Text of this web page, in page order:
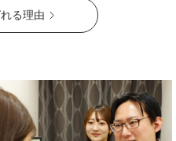
#笑いジワ解消
#蒙古襞解消
ら顔を解消
#鼻筋を直線に
ちょぼ口解消
#口元のシワ解消
る理由